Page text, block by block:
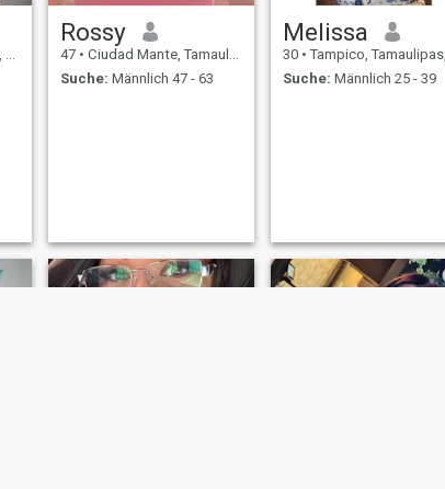
Rossy
47 • Ciudad Mante, Tamaulipas, Mexiko
Suche: Männlich 47 - 63
Melissa
30 • Tampico, Tamaulipas, Mexiko
Suche: Männlich 25 - 39